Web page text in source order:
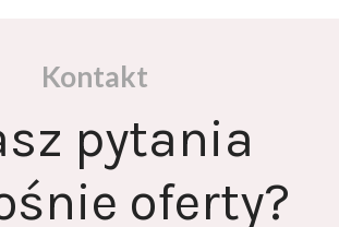
Kontakt
pytania
oferty?